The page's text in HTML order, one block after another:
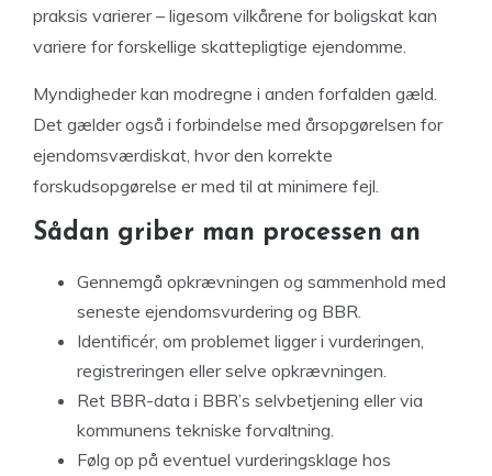
praksis varierer – ligesom vilkårene for boligskat kan
variere for forskellige skattepligtige ejendomme.
Myndigheder kan modregne i anden forfalden gæld.
Det gælder også i forbindelse med årsopgørelsen for
ejendomsværdiskat, hvor den korrekte
forskudsopgørelse er med til at minimere fejl.
Sådan griber man processen an
Gennemgå opkrævningen og sammenhold med
seneste ejendomsvurdering og BBR.
Identificér, om problemet ligger i vurderingen,
registreringen eller selve opkrævningen.
Ret BBR-data i BBR’s selvbetjening eller via
kommunens tekniske forvaltning.
Følg op på eventuel vurderingsklage hos